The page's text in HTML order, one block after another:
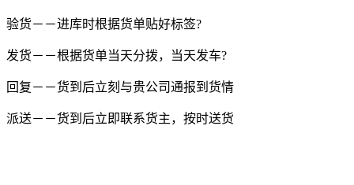
验货－－进库时根据货单贴好标签?
发货－－根据货单当天分拨，当天发车?
回复－－货到后立刻与贵公司通报到货情
派送－－货到后立即联系货主，按时送货